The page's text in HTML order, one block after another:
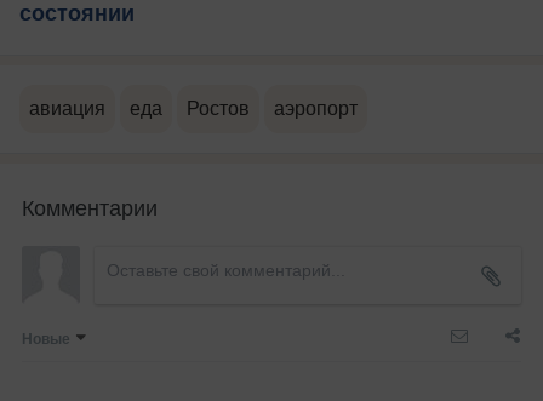
состоянии
авиация еда Ростов аэропорт
Комментарии
Новые